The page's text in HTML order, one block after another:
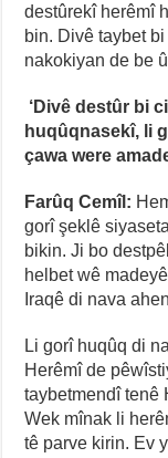
destûrekî herêmî
bin. Divê taybet
nakokiyan de be
‘Divê destûr bi
huqûqnasekî, li
çawa were
Farûq Cemîl:
gorî şeklê
bikin. Ji bo
helbet wê
Iraqê di nava
Li gorî huqûq di
Herêmî de
taybetmendî tenê
Wek mînak li
tê parve kirin. Ev